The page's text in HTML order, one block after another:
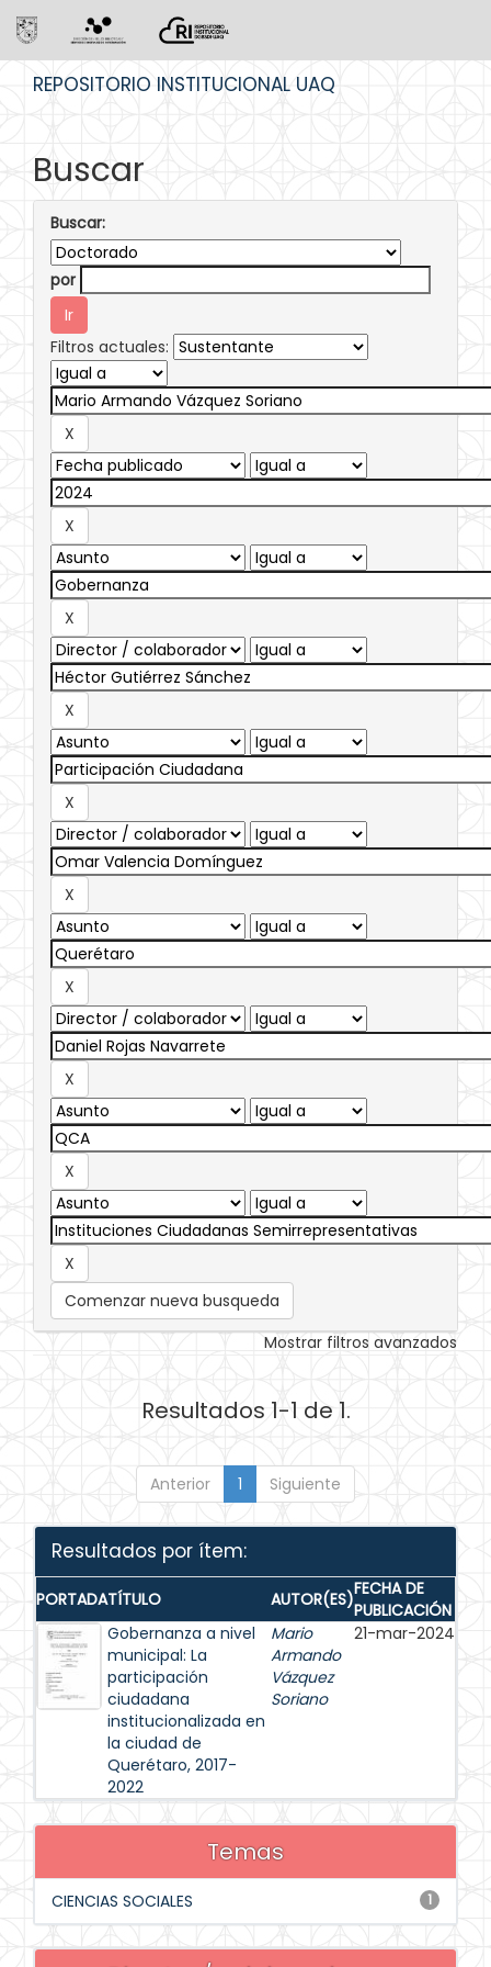
REPOSITORIO INSTITUCIONAL UAQ
Buscar
Buscar:
por
Filtros actuales:
Comenzar nueva busqueda
Mostrar filtros avanzados
Resultados 1-1 de 1.
Anterior 1 Siguiente
Resultados por ítem:
PORTADATÍTULO AUTOR(ES)FECHA DE
PUBLICACIÓN
Gobernanza a nivel
municipal: La
participación
ciudadana
institucionalizada en
la ciudad de
Querétaro, 2017-
2022
Mario
Armando
Vázquez
Soriano
21-mar-2024
Temas
1
CIENCIAS SOCIALES